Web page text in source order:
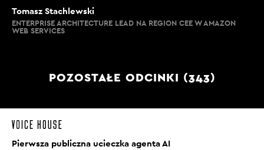
Tomasz Stachlewski
ENTERPRISE ARCHITECTURE LEAD NA REGION CEE W AMAZON
WEB SERVICES
POZOSTAŁE ODCINKI (343)
Pierwsza publiczna ucieczka agenta AI